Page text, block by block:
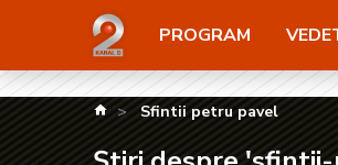
Știri despre 'sfintii-petru-
PROGRAM
kanald.ro
Sfintii petru pavel